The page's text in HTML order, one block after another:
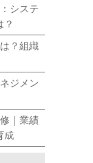
システ
？
？組織
ジメン
｜業績
成